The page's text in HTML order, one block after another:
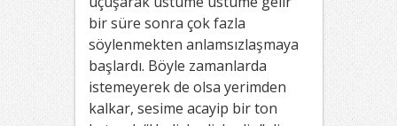
bir süre sonra çok fazla
söylenmekten anlamsızlaşmaya
başlardı. Böyle zamanlarda
istemeyerek de olsa yerimden
kalkar, sesime acayip bir ton